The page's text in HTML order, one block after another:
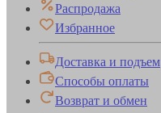
Распродажа
Избранное
Доставка и подъем
Способы оплаты
Возврат и обмен